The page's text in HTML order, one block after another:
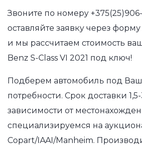
Звоните по номеру
оставляйте заявку через
и мы рассчитаем стоимость
Benz S-Class VI 2021 под ключ!
Подберем автомобиль под
потребности. Срок доставки
зависимости от
специализируемся на
Copart/IAAI/Manheim.